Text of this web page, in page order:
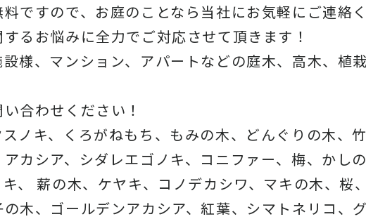
ですので、お庭のことなら当社にお気軽にご連絡
るお悩みに全力でご対応させて頂きます！
様、マンション、アパートなどの庭木、高木、植
合わせください！
ノキ、くろがねもち、もみの木、どんぐりの木、
カシア、シダレエゴノキ、コニファー、梅、かし
、 薪の木、ケヤキ、コノデカシワ、マキの木、桜
木、ゴールデンアカシア、紅葉、シマトネリコ、